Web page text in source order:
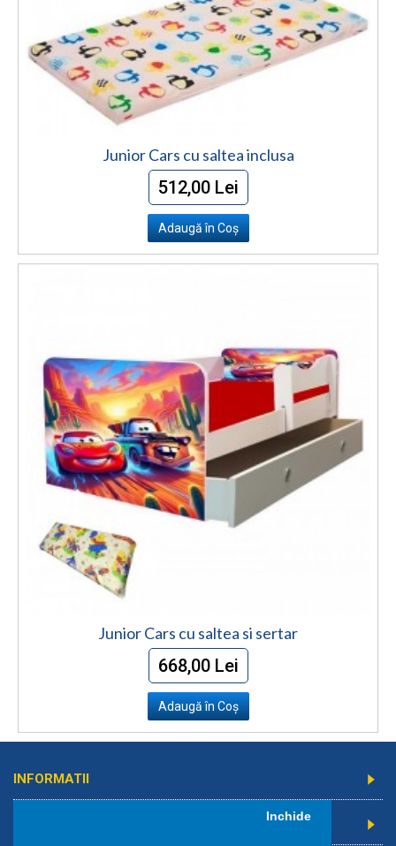
Inchide
Junior Cars cu saltea inclusa
512,00 Lei
Adaugă în Coş
Junior Cars cu saltea si sertar
668,00 Lei
Adaugă în Coş
INFORMATII